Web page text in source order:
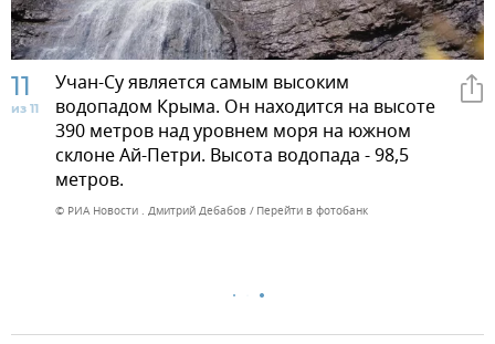
11
из 11
Учан-Су является самым высоким
водопадом Крыма. Он находится на высоте
390 метров над уровнем моря на южном
склоне Ай-Петри. Высота водопада - 98,5
метров.
© РИА Новости . Дмитрий Дебабов Перейти в фотобанк